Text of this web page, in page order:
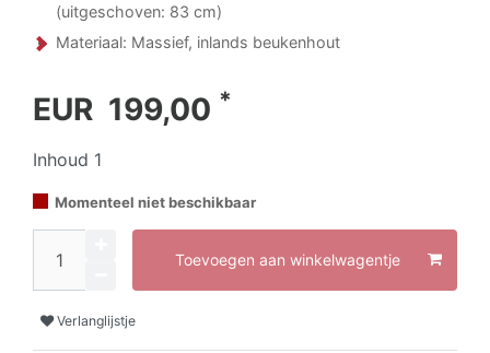
(uitgeschoven: 83 cm)
Materiaal: Massief, inlands beukenhout
EUR 199,00 *
Inhoud 1
Momenteel niet beschikbaar
Toevoegen aan winkelwagentje
Verlanglijstje